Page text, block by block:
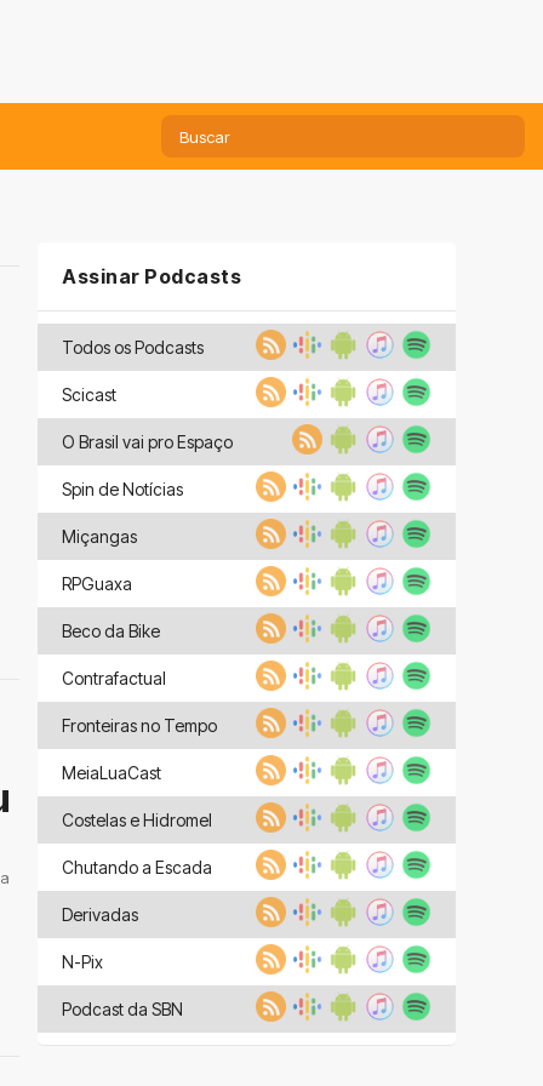
Assinar Podcasts
Todos os Podcasts
Scicast
O Brasil vai pro Espaço
Spin de Notícias
Miçangas
RPGuaxa
Beco da Bike
Contrafactual
Fronteiras no Tempo
MeiaLuaCast
Costelas e Hidromel
Chutando a Escada
Derivadas
N-Pix
Podcast da SBN